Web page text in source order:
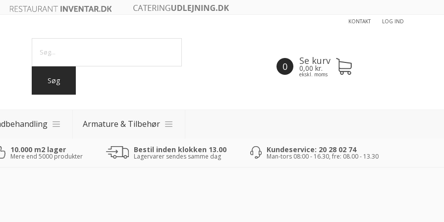
KONTAKT LOG IND
0 Se kurv
0,00 kr.
ekskl. moms
Armature & Tilbehør
10.000 m2 lager
Mere end 5000 produkter
Bestil inden klokken 13.00
Lagervarer sendes samme dag
Kundeservice: 20 28 02 74
Man-tors 08:00 - 16.30, fre: 08.00 - 13.30